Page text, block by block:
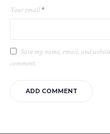
Your email*
Save my name, email, and
comment.